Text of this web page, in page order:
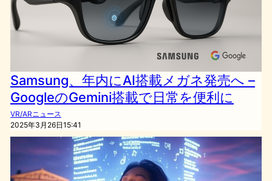
Samsung、年内にAI搭載メガネ発売へ –
GoogleのGemini搭載で日常を便利に
VR/ARニュース
2025年3月26日15:41